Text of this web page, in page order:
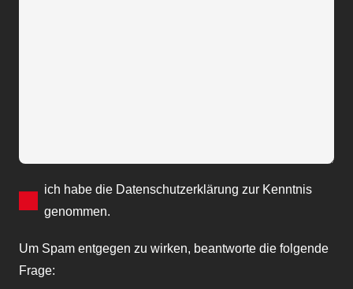
Bitte lasse dieses Feld leer.
ich habe die Datenschutzerklärung zur Kenntnis
genommen.
Um Spam entgegen zu wirken, beantworte die folgende
Frage: